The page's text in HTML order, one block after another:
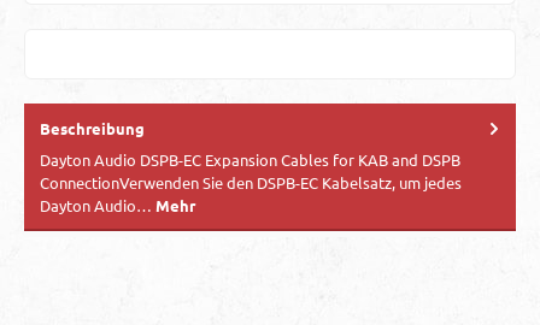
Beschreibung
Dayton Audio DSPB-EC Expansion Cables for KAB and DSPB
ConnectionVerwenden Sie den DSPB-EC Kabelsatz, um jedes
Dayton Audio… Mehr